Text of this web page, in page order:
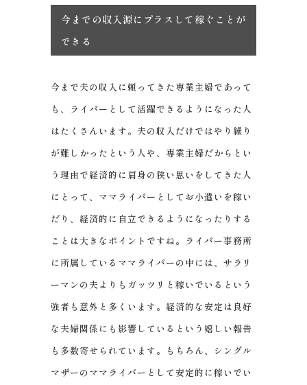
今までの収入源にプラスして稼ぐことが
できる
今まで夫の収入に頼ってきた専業主婦であって
も、ライバーとして活躍できるようになった人
はたくさんいます。夫の収入だけではやり繰り
が難しかったという人や、専業主婦だからとい
う理由で経済的に肩身の狭い思いをしてきた人
にとって、ママライバーとしてお小遣いを稼い
だり、経済的に自立できるようになったりする
ことは大きなポイントですね。ライバー事務所
に所属しているママライバーの中には、サラリ
ーマンの夫よりもガッツリと稼いでいるという
強者も意外と多くいます。経済的な安定は良好
な夫婦関係にも影響しているという嬉しい報告
も多数寄せられています。もちろん、シングル
マザーのママライバーとして安定的に稼いでい